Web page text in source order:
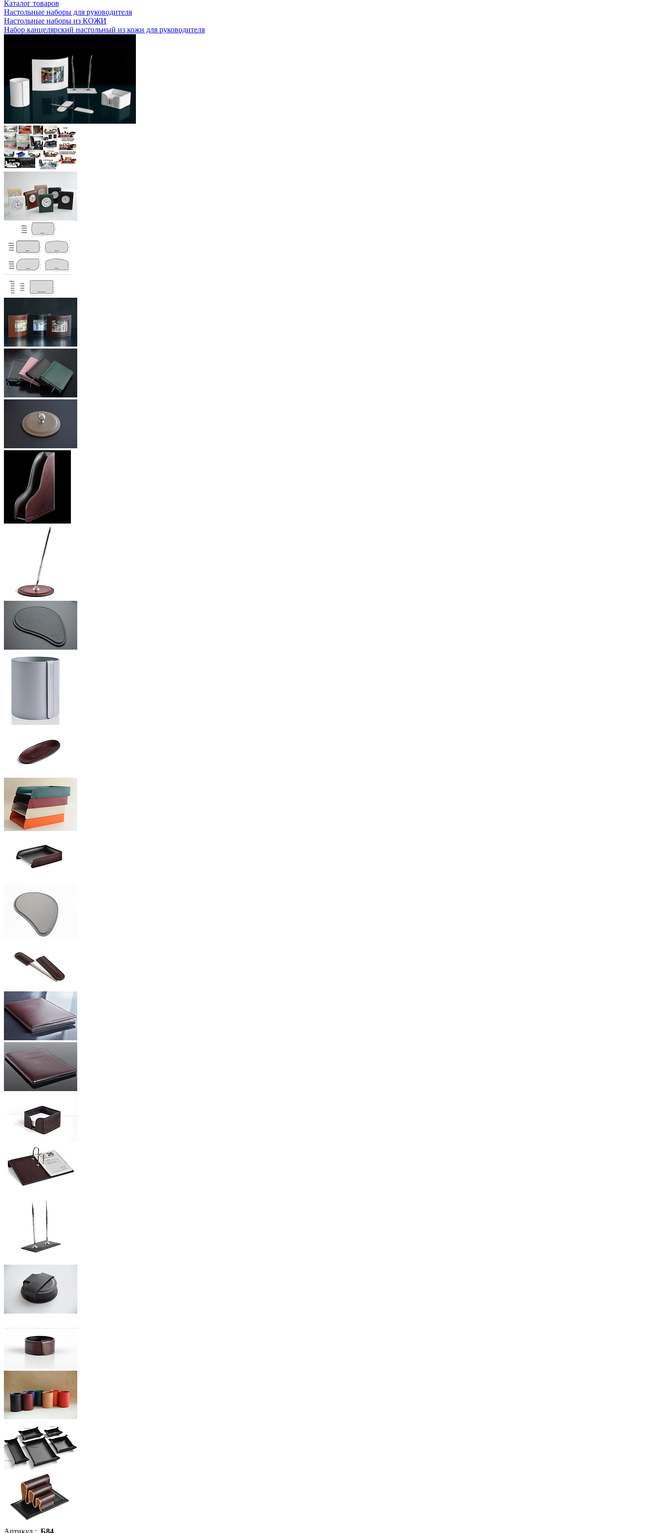
Каталог товаров
Настольные наборы для руководителя
Настольные наборы из КОЖИ
Набор канцелярский настольный из кожи для руководителя
Артикул : Б84